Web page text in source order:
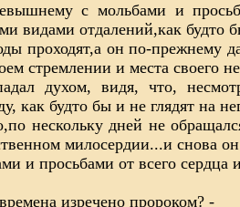
с мольбами и
видами отдалений,как будто
проходят,а он по-прежнему
стремлении и места своего
духом, видя, что,
как будто бы и не глядят на
нескольку дней не
милосердии...и снова
и просьбами от всего сердца
изречено пророком? -